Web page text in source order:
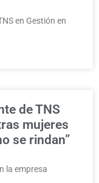
en Gestión en
de TNS
mujeres
se rindan”
la empresa